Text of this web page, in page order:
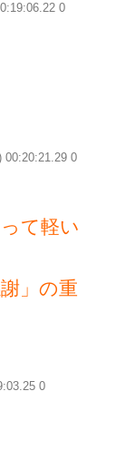
0
00:20:21.29 0
て軽い
」の重
0